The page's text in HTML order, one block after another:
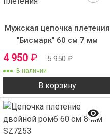
Мужская цепочка плетения
"Бисмарк" 60 см 7 мм
4 950 ₽ 5 950₽
В наличии
В корзину